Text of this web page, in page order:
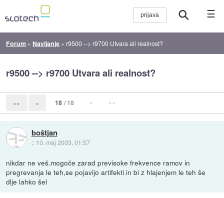
☰
Forum » Navijanje » r9500 --> r9700 Utvara ali realnost?
r9500 --> r9700 Utvara ali realnost?
«« « 18 / 18 » »»
boštjan
:: 10. maj 2003, 01:57
nikdar ne veš.mogoče zarad previsoke frekvence ramov in
pregrevanja le teh,se pojavijo artifekti in bi z hlajenjem le teh še
dlje lahko šel